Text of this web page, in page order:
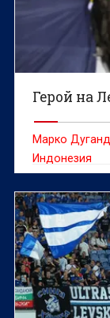
Герой на
Марко
Индонезия